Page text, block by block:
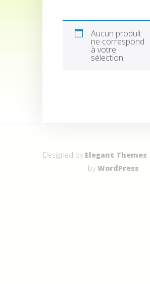
Aucun produit
ne correspond
à votre
sélection.
Designed by Elegant Themes
by WordPress